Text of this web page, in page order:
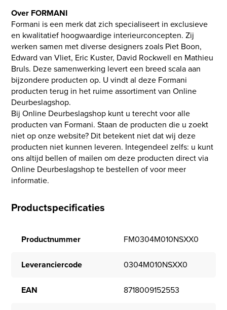
Over FORMANI
Formani is een merk dat zich specialiseert in exclusieve
en kwalitatief hoogwaardige interieurconcepten. Zij
werken samen met diverse designers zoals Piet Boon,
Edward van Vliet, Eric Kuster, David Rockwell en Mathieu
Bruls. Deze samenwerking levert een breed scala aan
bijzondere producten op. U vindt al deze Formani
producten terug in het ruime assortiment van Online
Deurbeslagshop.
Bij Online Deurbeslagshop kunt u terecht voor alle
producten van Formani. Staan de producten die u zoekt
niet op onze website? Dit betekent niet dat wij deze
producten niet kunnen leveren. Integendeel zelfs: u kunt
ons altijd bellen of mailen om deze producten direct via
Online Deurbeslagshop te bestellen of voor meer
informatie.
Productspecificaties
Productnummer FM0304M010NSXX0
Leveranciercode 0304M010NSXX0
EAN 8718009152553